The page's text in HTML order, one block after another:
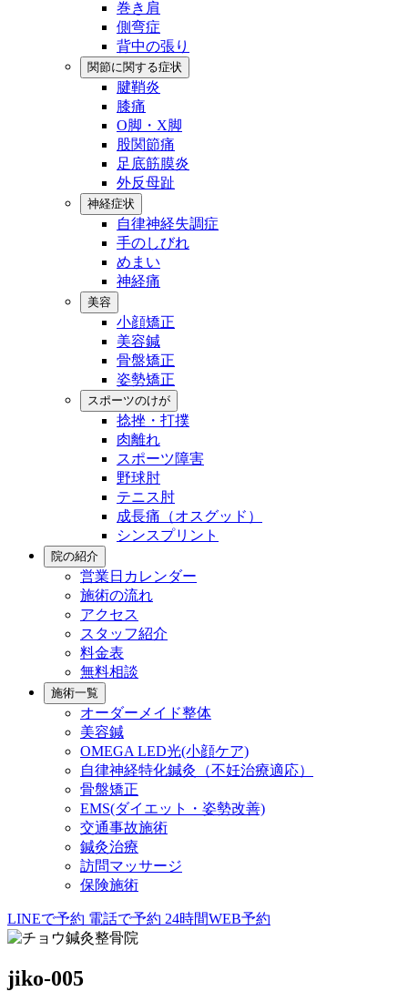
巻き肩
側弯症
背中の張り
関節に関する症状
腱鞘炎
膝痛
O脚・X脚
股関節痛
足底筋膜炎
外反母趾
神経症状
自律神経失調症
手のしびれ
めまい
神経痛
美容
小顔矯正
美容鍼
骨盤矯正
姿勢矯正
スポーツのけが
捻挫・打撲
肉離れ
スポーツ障害
野球肘
テニス肘
成長痛（オスグッド）
シンスプリント
院の紹介
営業日カレンダー
施術の流れ
アクセス
スタッフ紹介
料金表
無料相談
施術一覧
オーダーメイド整体
美容鍼
OMEGA LED光(小顔ケア)
自律神経特化鍼灸（不妊治療適応）
骨盤矯正
EMS(ダイエット・姿勢改善)
交通事故施術
鍼灸治療
訪問マッサージ
保険施術
LINEで予約 電話で予約 24時間WEB予約
jiko-005